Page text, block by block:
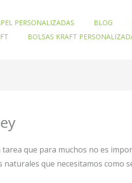
PERSONALIZADAS BLOG
BOLSAS KRAFT
que para muchos no es
que necesitamos como